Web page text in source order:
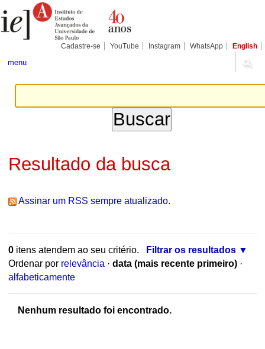
para
conteúdo.
Pessoais
Cadastre-se YouTube Instagram WhatsApp English
menu
Resultado da busca
Assinar um RSS sempre atualizado.
0itens atendem ao seu critério.
Filtrar os resultados
Ordenar por relevância · data (mais recente primeiro) ·
alfabeticamente
Nenhum resultado foi encontrado.